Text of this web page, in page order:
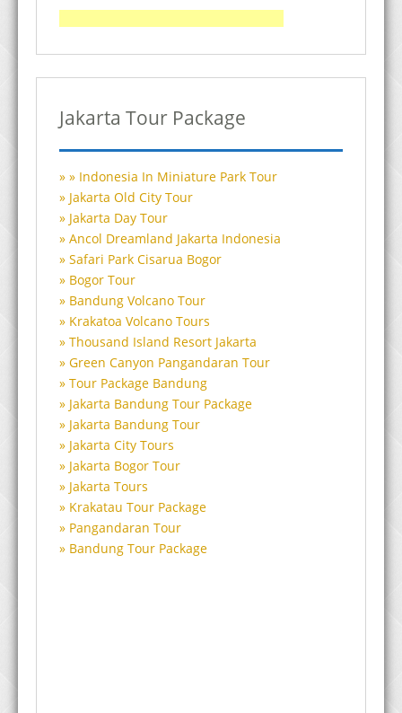
Jakarta Tour Package
Indonesia In Miniature Park Tour
Jakarta Old City Tour
Jakarta Day Tour
Ancol Dreamland Jakarta Indonesia
Safari Park Cisarua Bogor
Bogor Tour
Bandung Volcano Tour
Krakatoa Volcano Tours
Thousand Island Resort Jakarta
Green Canyon Pangandaran Tour
Tour Package Bandung
Jakarta Bandung Tour Package
Jakarta Bandung Tour
Jakarta City Tours
Jakarta Bogor Tour
Jakarta Tours
Krakatau Tour Package
Pangandaran Tour
Bandung Tour Package